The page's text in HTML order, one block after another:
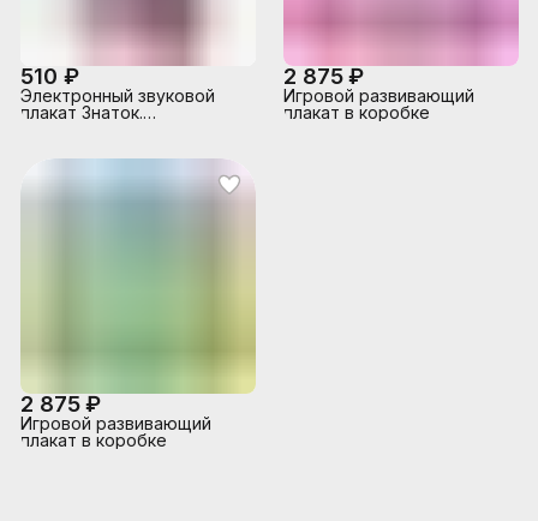
510 ₽
Электронный звуковой
плакат Знаток.
2 875 ₽
Игровой развивающий
плакат в коробке
2 875 ₽
Игровой развивающий
плакат в коробке